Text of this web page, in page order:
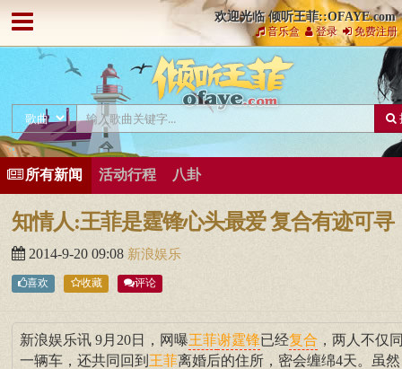
欢迎光临 倾听王菲::OFAYE.com
音乐盒 登录 免费注册
所有新闻 活动行程 八卦
知情人:王菲是霆锋心头最爱 复合有迹可寻
2014-9-20 09:08 新浪娱乐
喜欢 收藏 评论
新浪娱乐讯 9月20日，网曝王菲谢霆锋已经复合 ，两人不仅
一辆车，还共同回到 王菲离婚后的住所，密会缠绵4天。虽